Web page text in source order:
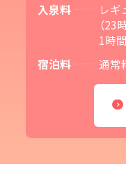
入泉料
レ
（23
1時
宿泊料
通常